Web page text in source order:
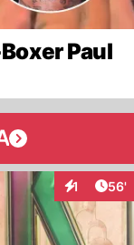
Paul
1 56'